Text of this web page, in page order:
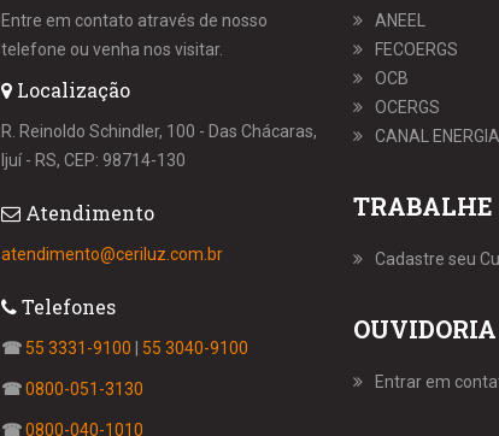
Entre em contato através de nosso
telefone ou venha nos visitar.
Localização
R. Reinoldo Schindler, 100 - Das Chácaras,
Ijuí - RS, CEP: 98714-130
Atendimento
atendimento@ceriluz.com.br
Telefones
☎ 55 3331-9100 55 3040-9100
☎0800-051-3130
☎0800-040-1010
ANEEL
FECOERGS
OCB
OCERGS
CANAL ENERGIA
TRABALHE
Cadastre seu
OUVIDORIA
Entrar em